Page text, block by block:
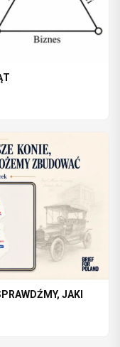
JAKI